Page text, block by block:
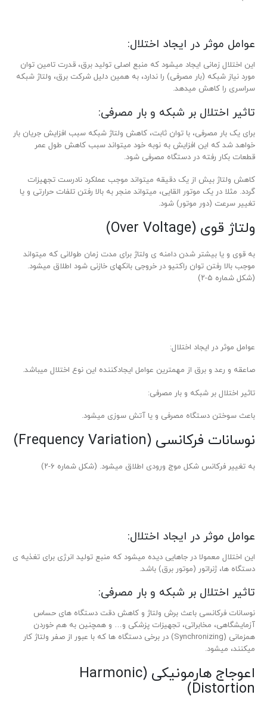
عوامل موثر در ایجاد اختلال:
این اختلال زمانی ایجاد می­شود که منبع اصلی تولید برق، قدرت تامین توان
مورد نیاز شبکه (بار مصرفی) را ندارد، به همین دلیل شرکت برق، ولتاژ شبکه
سراسری را کاهش می­دهد.
تاثیر اختلال بر شبکه و بار مصرفی:
برای یک بار مصرفی، با توان ثابت، کاهش ولتاژ شبکه سبب افزایش جریان بار
خواهد شد که این افزایش به نوبه خود می­تواند سبب کاهش طول عمر
قطعات بکار رفته در دستگاه مصرفی شود.
کاهش ولتاژ بیش از یک دقیقه می­تواند موجب عملکرد نادرست تجهیزات
گردد. مثلا در یک موتور القایی، می­تواند منجر به بالا رفتن تلفات حرارتی و یا
تغییر سرعت (دور موتور) شود.
ولتاژ قوی (Over Voltage)
به قوی و یا بیشتر شدن دامنه ­ی ولتاژ برای مدت زمان طولانی که می­تواند
موجب بالا رفتن توان راکتیو در خروجی بانک­های خازنی شود اطلاق می­شود.
(شکل شماره ۵-۲)
عوامل موثر در ایجاد اختلال:
صاعقه و رعد و برق از مهمترین عوامل ایجادکننده این نوع اختلال می­باشد.
تاثیر اختلال بر شبکه و بار مصرفی:
باعث سوختن دستگاه مصرفی و یا آتش سوزی می­شود.
نوسانات فرکانسی (Frequency Variation)
به تغییر فرکانس شکل موج ورودی اطلاق می­شود. (شکل شماره ۶-۲)
عوامل موثر در ایجاد اختلال:
این اختلال معمولا در جاهایی دیده می­شود که منبع تولید انرژی برای تغذیه­ ی
دستگاه­ ها، ژنراتور (موتور برق) باشد.
تاثیر اختلال بر شبکه و بار مصرفی:
نوسانات فرکانسی باعث برش ولتاژ و کاهش دقت دستگا­­ه های حساس
آزمایشگاهی، مخابراتی، تجهیزات پزشکی و… و همچنین به هم خوردن
همزمانی (Synchronizing) در برخی دستگاه­ ها که با عبور از صفر ولتاژ کار
می­کنند، می­شود.
اعوجاج­ هارمونیکی (Harmonic
Distortion)